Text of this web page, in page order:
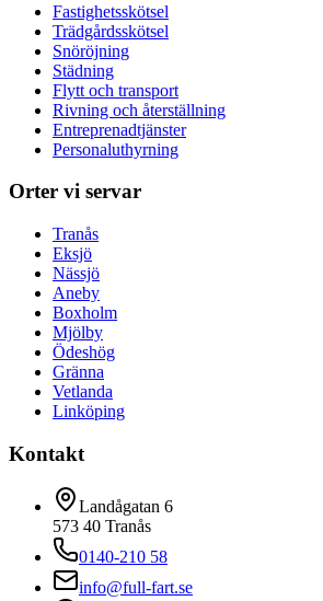
Fastighetsskötsel
Trädgårdsskötsel
Snöröjning
Städning
Flytt och transport
Rivning och återställning
Entreprenadtjänster
Personaluthyrning
Orter vi servar
Tranås
Eksjö
Nässjö
Aneby
Boxholm
Mjölby
Ödeshög
Gränna
Vetlanda
Linköping
Kontakt
Landågatan 6
573 40 Tranås
0140-210 58
info@full-fart.se